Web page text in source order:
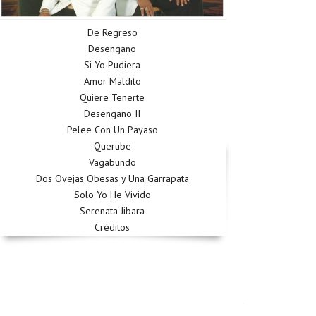
De Regreso
Desengano
Si Yo Pudiera
Amor Maldito
Quiere Tenerte
Desengano II
Pelee Con Un Payaso
Querube
Vagabundo
Dos Ovejas Obesas y Una Garrapata
Solo Yo He Vivido
Serenata Jibara
Créditos